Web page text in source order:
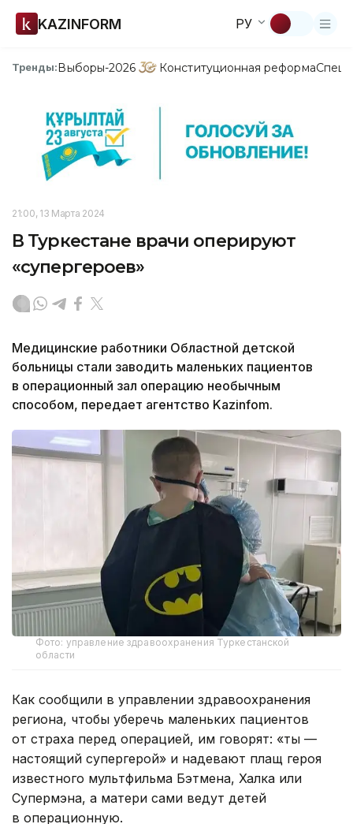
KAZINFORM РУ
Тренды:Выборы-2026 Конституционная реформа
21:00, 13 Марта 2024
В Туркестане врачи оперируют
«супергероев»
Медицинские работники Областной детской
больницы стали заводить маленьких пациентов
в операционный зал операцию необычным
способом, передает агентство Kazinfom.
Фото: управление здравоохранения Туркестанской
области
Как сообщили в управлении здравоохранения
региона, чтобы уберечь маленьких пациентов
от страха перед операцией, им говорят: «ты —
настоящий супергерой» и надевают плащ героя
известного мультфильма Бэтмена, Халка или
Супермэна, а матери сами ведут детей
в операционную.